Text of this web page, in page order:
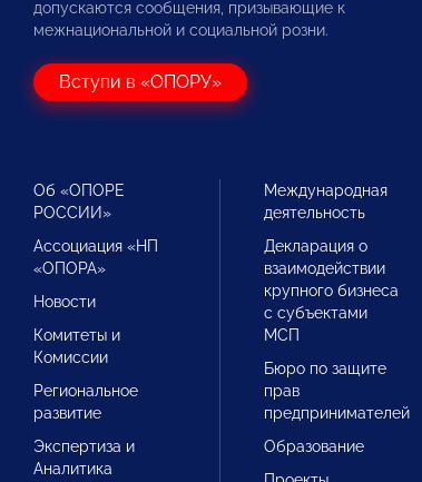
допускаются сообщения, призывающие к
межнациональной и социальной розни.
Вступи в «ОПОРУ»
Об «ОПОРЕ
РОССИИ»
Ассоциация «НП
«ОПОРА»
Новости
Комитеты и
Комиссии
Региональное
развитие
Экспертиза и
Аналитика
Международная
деятельность
Декларация о
взаимодействии
крупного бизнеса
с субъектами
МСП
Бюро по защите
прав
предпринимателей
Образование